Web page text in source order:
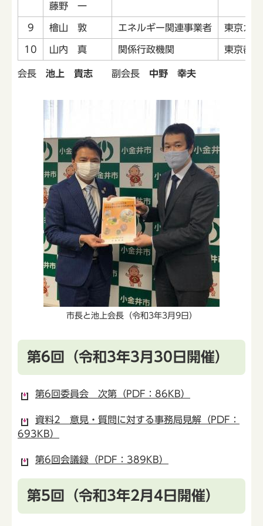
藤野 一
9 檜山 敦 エネルギー関連事業者 東京ガ
10 山内 真 関係行政機関 東京都
会長 池上 貴志 副会長 中野 幸夫
市長と池上会長（令和3年3月9日）
第6回（令和3年3月30日開催）
第6回委員会 次第（PDF：86KB）
資料2 意見・質問に対する事務局見解（PDF：
693KB）
第6回会議録（PDF：389KB）
第5回（令和3年2月4日開催）